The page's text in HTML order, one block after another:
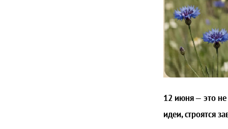
12 июня — это не
идеи, строятся